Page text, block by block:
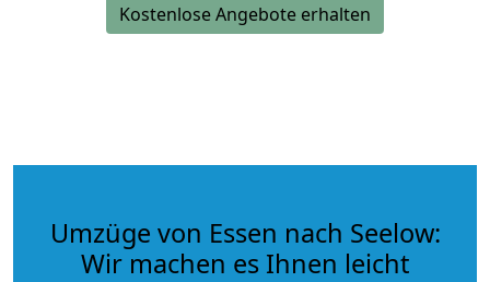
Kostenlose Angebote erhalten
Umzüge von Essen nach Seelow:
Wir machen es Ihnen leicht